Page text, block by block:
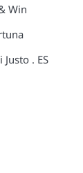
Win
. ES